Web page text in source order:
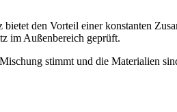
den Vorteil einer konstanten
im Außenbereich geprüft.
stimmt und die Materialien